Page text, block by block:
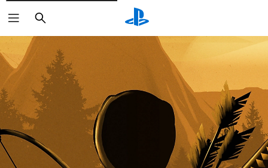
Arama